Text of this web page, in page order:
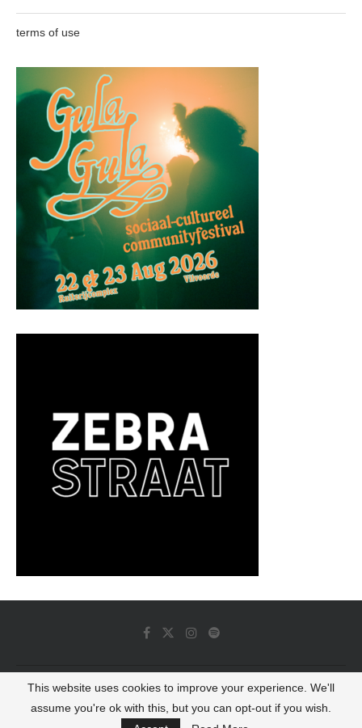
terms of use
© 2022 - Luminous Dash All Rights Reserved
BACK TO TOP
This website uses cookies to improve your experience. We'll
assume you're ok with this, but you can opt-out if you wish.